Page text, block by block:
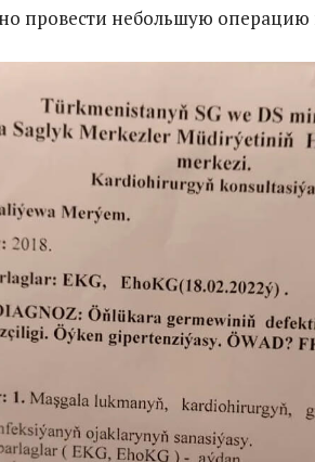
провести небольшую операцию